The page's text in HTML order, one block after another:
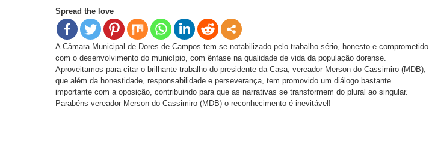
Spread the love
A Câmara Municipal de Dores de Campos tem se notabilizado pelo trabalho sério, honesto e comprometido
com o desenvolvimento do município, com ênfase na qualidade de vida da população dorense.
Aproveitamos para citar o brilhante trabalho do presidente da Casa, vereador Merson do Cassimiro (MDB),
que além da honestidade, responsabilidade e perseverança, tem promovido um diálogo bastante
importante com a oposição, contribuindo para que as narrativas se transformem do plural ao singular.
Parabéns vereador Merson do Cassimiro (MDB) o reconhecimento é inevitável!